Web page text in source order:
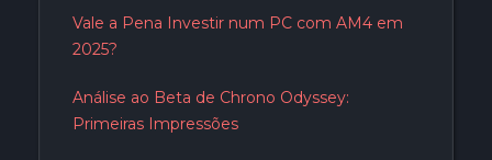
Vale a Pena Investir num PC com AM4 em
2025?
Análise ao Beta de Chrono Odyssey:
Primeiras Impressões